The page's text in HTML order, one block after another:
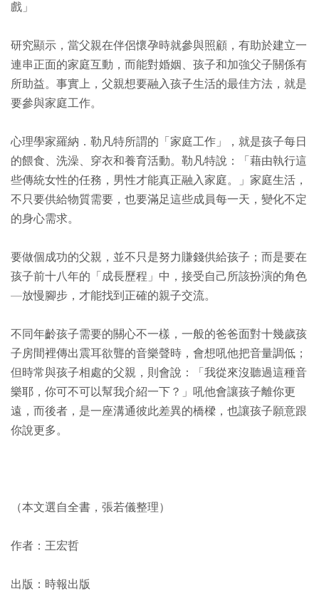
戲」
研究顯示，當父親在伴侶懷孕時就參與照顧，有助於建立一
連串正面的家庭互動，而能對婚姻、孩子和加強父子關係有
所助益。事實上，父親想要融入孩子生活的最佳方法，就是
要參與家庭工作。
心理學家羅納．勒凡特所謂的「家庭工作」，就是孩子每日
的餵食、洗澡、穿衣和養育活動。勒凡特說：「藉由執行這
些傳統女性的任務，男性才能真正融入家庭。」家庭生活，
不只要供給物質需要，也要滿足這些成員每一天，變化不定
的身心需求。
要做個成功的父親，並不只是努力賺錢供給孩子；而是要在
孩子前十八年的「成長歷程」中，接受自己所該扮演的角色
—放慢腳步，才能找到正確的親子交流。
不同年齡孩子需要的關心不一樣，一般的爸爸面對十幾歲孩
子房間裡傳出震耳欲聾的音樂聲時，會想吼他把音量調低；
但時常與孩子相處的父親，則會說：「我從來沒聽過這種音
樂耶，你可不可以幫我介紹一下？」吼他會讓孩子離你更
遠，而後者，是一座溝通彼此差異的橋樑，也讓孩子願意跟
你說更多。
（本文選自全書，張若儀整理）
作者：王宏哲
出版：時報出版